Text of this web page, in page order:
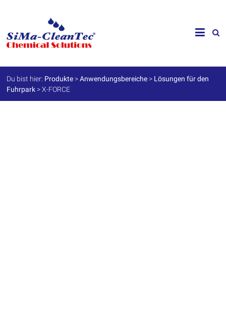
SiMa-
Cleantec
GmbH
Spezialprodukte
für
Du bist hier: Produkte >Anwendungsbereiche > Lösungen für den
Fuhrpark >X-FORCE